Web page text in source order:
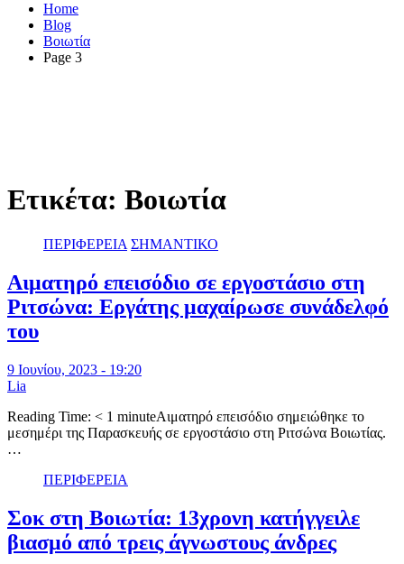
Home
Blog
Βοιωτία
Page 3
Ετικέτα: Βοιωτία
ΠΕΡΙΦΕΡΕΙΑ ΣΗΜΑΝΤΙΚΟ
Αιματηρό επεισόδιο σε εργοστάσιο στη
Ριτσώνα: Εργάτης μαχαίρωσε συνάδελφό
του
9 Ιουνίου, 2023 - 19:20
Lia
Reading Time: < 1 minuteΑιματηρό επεισόδιο σημειώθηκε το
μεσημέρι της Παρασκευής σε εργοστάσιο στη Ριτσώνα Βοιωτίας.
…
ΠΕΡΙΦΕΡΕΙΑ
Σοκ στη Βοιωτία: 13χρονη κατήγγειλε
βιασμό από τρεις άγνωστους άνδρες